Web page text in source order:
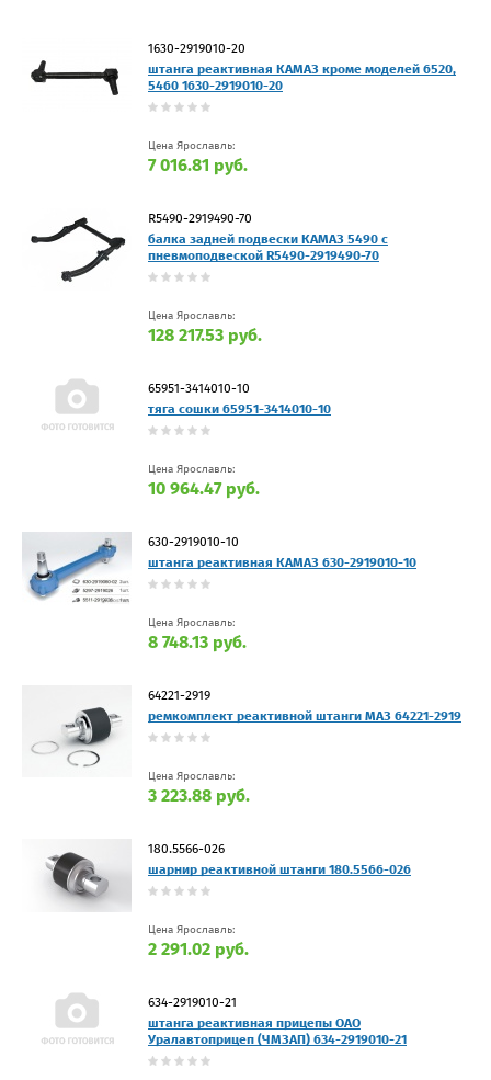
1630-2919010-20
штанга реактивная КАМАЗ кроме моделей 6520,
5460 1630-2919010-20
Цена Ярославль:
7 016.81 руб.
R5490-2919490-70
балка задней подвески КАМАЗ 5490 с
пневмоподвеской R5490-2919490-70
Цена Ярославль:
128 217.53 руб.
65951-3414010-10
тяга сошки 65951-3414010-10
Цена Ярославль:
10 964.47 руб.
630-2919010-10
штанга реактивная КАМАЗ 630-2919010-10
Цена Ярославль:
8 748.13 руб.
64221-2919
ремкомплект реактивной штанги МАЗ 64221-2919
Цена Ярославль:
3 223.88 руб.
180.5566-026
шарнир реактивной штанги 180.5566-026
Цена Ярославль:
2 291.02 руб.
634-2919010-21
штанга реактивная прицепы ОАО
Уралавтоприцеп (ЧМЗАП) 634-2919010-21